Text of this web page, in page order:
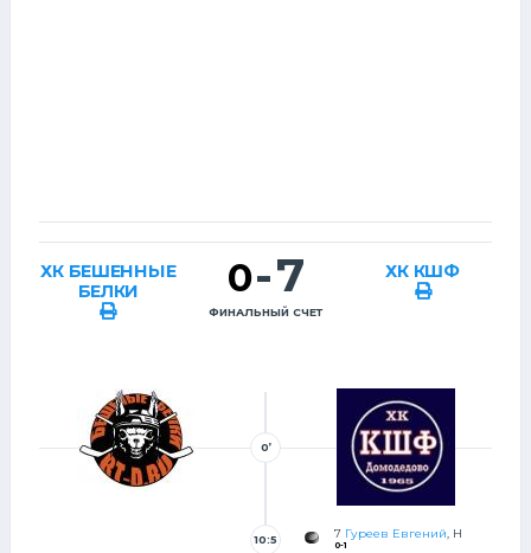
ХК БЕШЕННЫЕ
БЕЛКИ
0-7
ФИНАЛЬНЫЙ СЧЕТ
ХК КШФ
0’
7 Гуреев Евгений, Н
0-1
10:5